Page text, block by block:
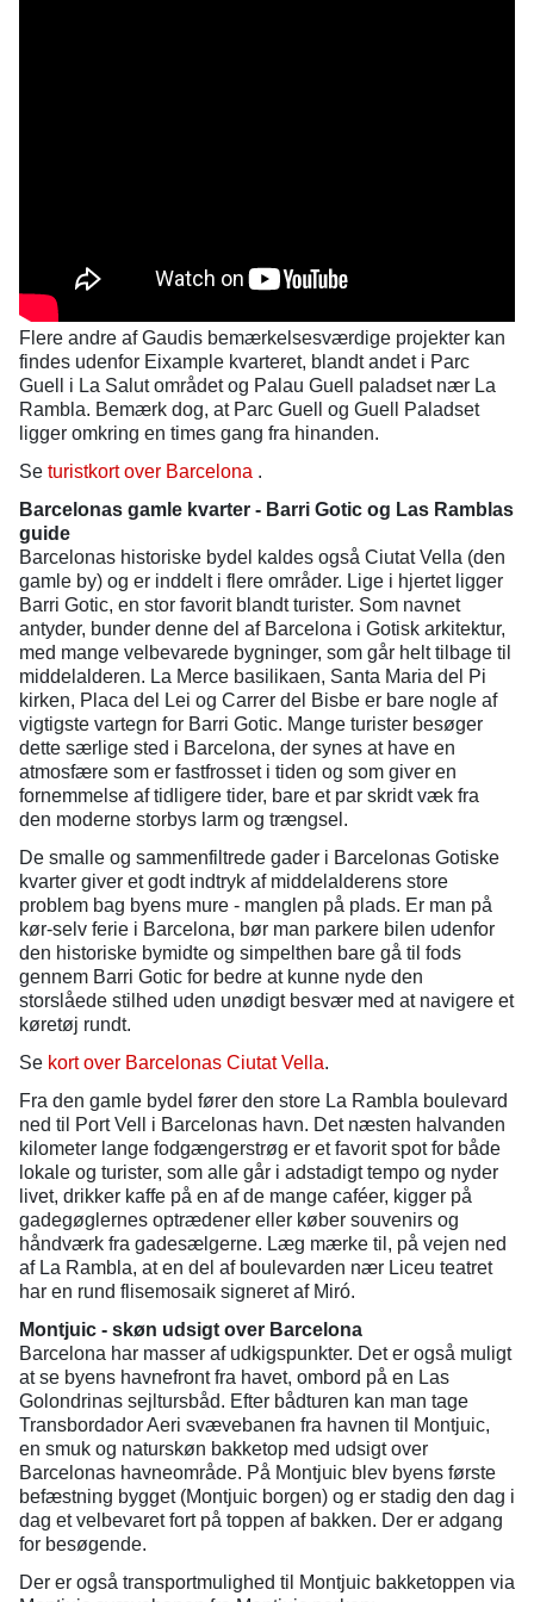
Flere andre af Gaudis bemærkelsesværdige projekter kan
findes udenfor Eixample kvarteret, blandt andet i Parc
Guell i La Salut området og Palau Guell paladset nær La
Rambla. Bemærk dog, at Parc Guell og Guell Paladset
ligger omkring en times gang fra hinanden.
Se turistkort over Barcelona .
Barcelonas gamle kvarter - Barri Gotic og Las Ramblas
guide
Barcelonas historiske bydel kaldes også Ciutat Vella (den
gamle by) og er inddelt i flere områder. Lige i hjertet ligger
Barri Gotic, en stor favorit blandt turister. Som navnet
antyder, bunder denne del af Barcelona i Gotisk arkitektur,
med mange velbevarede bygninger, som går helt tilbage til
middelalderen. La Merce basilikaen, Santa Maria del Pi
kirken, Placa del Lei og Carrer del Bisbe er bare nogle af
vigtigste vartegn for Barri Gotic. Mange turister besøger
dette særlige sted i Barcelona, der synes at have en
atmosfære som er fastfrosset i tiden og som giver en
fornemmelse af tidligere tider, bare et par skridt væk fra
den moderne storbys larm og trængsel.
De smalle og sammenfiltrede gader i Barcelonas Gotiske
kvarter giver et godt indtryk af middelalderens store
problem bag byens mure - manglen på plads. Er man på
kør-selv ferie i Barcelona, bør man parkere bilen udenfor
den historiske bymidte og simpelthen bare gå til fods
gennem Barri Gotic for bedre at kunne nyde den
storslåede stilhed uden unødigt besvær med at navigere et
køretøj rundt.
Se kort over Barcelonas Ciutat Vella.
Fra den gamle bydel fører den store La Rambla boulevard
ned til Port Vell i Barcelonas havn. Det næsten halvanden
kilometer lange fodgængerstrøg er et favorit spot for både
lokale og turister, som alle går i adstadigt tempo og nyder
livet, drikker kaffe på en af de mange caféer, kigger på
gadegøglernes optrædener eller køber souvenirs og
håndværk fra gadesælgerne. Læg mærke til, på vejen ned
af La Rambla, at en del af boulevarden nær Liceu teatret
har en rund flisemosaik signeret af Miró.
Montjuic - skøn udsigt over Barcelona
Barcelona har masser af udkigspunkter. Det er også muligt
at se byens havnefront fra havet, ombord på en Las
Golondrinas sejltursbåd. Efter bådturen kan man tage
Transbordador Aeri svævebanen fra havnen til Montjuic,
en smuk og naturskøn bakketop med udsigt over
Barcelonas havneområde. På Montjuic blev byens første
befæstning bygget (Montjuic borgen) og er stadig den dag i
dag et velbevaret fort på toppen af bakken. Der er adgang
for besøgende.
Der er også transportmulighed til Montjuic bakketoppen via